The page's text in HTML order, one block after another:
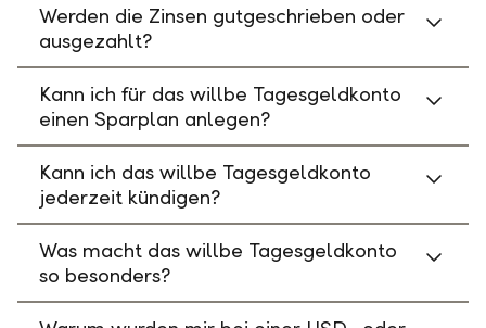
Werden die Zinsen gutgeschrieben oder
ausgezahlt?
Kann ich für das willbe Tagesgeldkonto
einen Sparplan anlegen?
Kann ich das willbe Tagesgeldkonto
jederzeit kündigen?
Was macht das willbe Tagesgeldkonto
so besonders?